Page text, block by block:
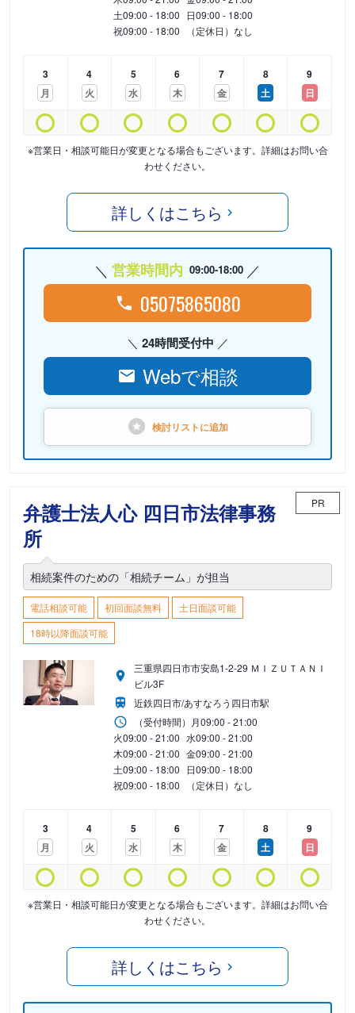
土09:00 - 18:00 日09:00 - 18:00
祝09:00 - 18:00 （定休日）なし
3
月
4
火
5
水
6
木
7
金
8
土
9
日
※営業日・相談可能日が変更となる場合もございます。詳細はお問い合
わせください。
詳しくはこちら
営業時間内 09:00-18:00
05075865080
24時間受付中
Webで相談
検討リストに追加
弁護士法人心 四日市法律事務
所
PR
相続案件のための「相続チーム」が担当
電話相談可能 初回面談無料
土日面談可能
18時以降面談可能
三重県四日市市安島1-2-29 ＭＩＺＵＴＡＮＩ
ビル3F
近鉄四日市/あすなろう四日市駅
（受付時間） 月09:00 - 21:00
火09:00 - 21:00 水09:00 - 21:00
木09:00 - 21:00 金09:00 - 21:00
土09:00 - 18:00 日09:00 - 18:00
祝09:00 - 18:00 （定休日）なし
3
月
4
火
5
水
6
木
7
金
8
土
9
日
※営業日・相談可能日が変更となる場合もございます。詳細はお問い合
わせください。
詳しくはこちら